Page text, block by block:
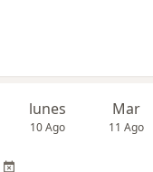
lunes
10 Ago
Mar
11 Ago